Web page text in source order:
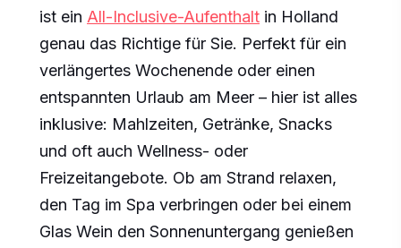
ist ein All-Inclusive-Aufenthalt in Holland
genau das Richtige für Sie. Perfekt für ein
verlängertes Wochenende oder einen
entspannten Urlaub am Meer – hier ist alles
inklusive: Mahlzeiten, Getränke, Snacks
und oft auch Wellness- oder
Freizeitangebote. Ob am Strand relaxen,
den Tag im Spa verbringen oder bei einem
Glas Wein den Sonnenuntergang genießen